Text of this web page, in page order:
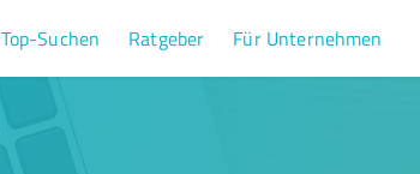
Top-Suchen Ratgeber Für Unternehmen